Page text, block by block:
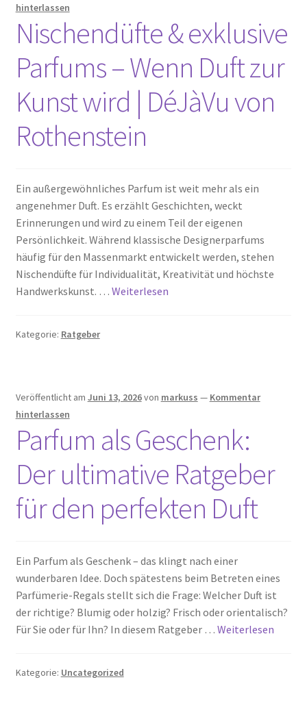
Widerrufsbelehrung
hinterlassen
Nischendüfte & exklusive
Parfums – Wenn Duft zur
Kunst wird | DéJàVu von
Rothenstein
Ein außergewöhnliches Parfum ist weit mehr als ein
angenehmer Duft. Es erzählt Geschichten, weckt
Erinnerungen und wird zu einem Teil der eigenen
Persönlichkeit. Während klassische Designerparfums
häufig für den Massenmarkt entwickelt werden, stehen
Nischendüfte für Individualität, Kreativität und höchste
Handwerkskunst. … Weiterlesen
Kategorie: Ratgeber
Veröffentlicht am Juni 13, 2026von markuss — Kommentar
hinterlassen
Parfum als Geschenk:
Der ultimative Ratgeber
für den perfekten Duft
Ein Parfum als Geschenk – das klingt nach einer
wunderbaren Idee. Doch spätestens beim Betreten eines
Parfümerie-Regals stellt sich die Frage: Welcher Duft ist
der richtige? Blumig oder holzig? Frisch oder orientalisch?
Für Sie oder für Ihn? In diesem Ratgeber … Weiterlesen
Kategorie: Uncategorized